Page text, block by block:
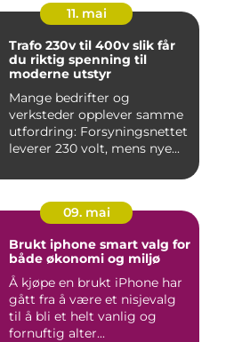
11. mai
Trafo 230v til 400v slik får
du riktig spenning til
moderne utstyr
Mange bedrifter og
verksteder opplever samme
utfordring: Forsyningsnettet
leverer 230 volt, mens nye...
09. mai
Brukt iphone smart valg for
både økonomi og miljø
Å kjøpe en brukt iPhone har
gått fra å være et nisjevalg
til å bli et helt vanlig og
fornuftig alter...